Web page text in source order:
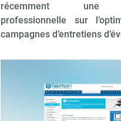
récemment une
professionnelle sur
campagnes d’entretiens